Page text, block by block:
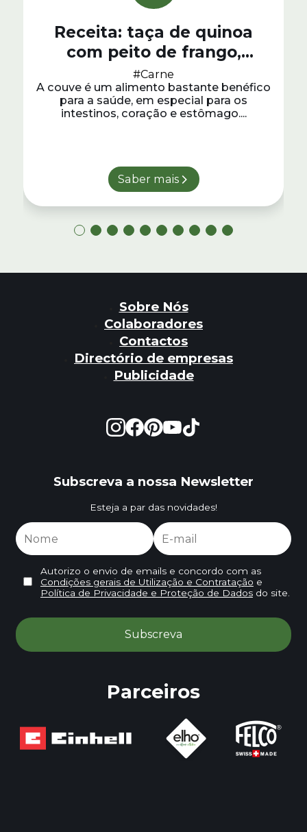
Receita: taça de quinoa
com peito de frango,
mostarda e salada de
couve, maçã e cenoura
#Carne
A couve é um alimento bastante benéfico
para a saúde, em especial para os
intestinos, coração e estômago....
Saber mais
Sobre Nós
Colaboradores
Contactos
Directório de empresas
Publicidade
Subscreva a nossa Newsletter
Esteja a par das novidades!
Autorizo o envio de emails e concordo com as
Condições gerais de Utilização e Contratação e
Política de Privacidade e Proteção de Dadosdo site.
Parceiros